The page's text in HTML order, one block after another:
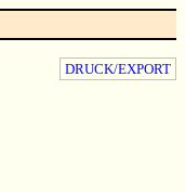
DRUCK/EXPORT